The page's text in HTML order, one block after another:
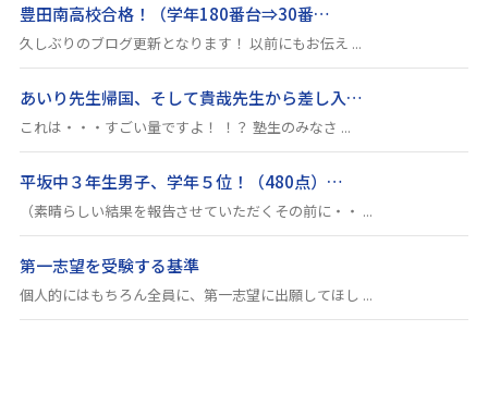
豊田南高校合格！（学年180番台⇒30番…
久しぶりのブログ更新となります！ 以前にもお伝え ...
あいり先生帰国、そして貴哉先生から差し入…
これは・・・すごい量ですよ！ ！？ 塾生のみなさ ...
平坂中３年生男子、学年５位！（480点）…
（素晴らしい結果を報告させていただくその前に・・ ...
第一志望を受験する基準
個人的にはもちろん全員に、第一志望に出願してほし ...